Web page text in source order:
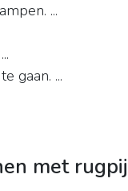
...
gaan. ...
met